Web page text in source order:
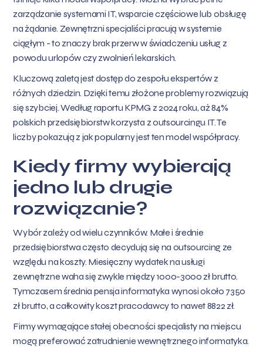
zarządzanie systemami IT, wsparcie częściowe lub obsługę
na żądanie. Zewnętrzni specjaliści pracują w systemie
ciągłym - to znaczy brak przerw w świadczeniu usług z
powodu urlopów czy zwolnień lekarskich.
Kluczową zaletą jest dostęp do zespołu ekspertów z
różnych dziedzin. Dzięki temu złożone problemy rozwiązują
się szybciej. Według raportu KPMG z 2024 roku, aż 84%
polskich przedsiębiorstw korzysta z outsourcingu IT. Te
liczby pokazują z jak popularny jest ten model współpracy.
Kiedy firmy wybierają
jedno lub drugie
rozwiązanie?
Wybór zależy od wielu czynników. Małe i średnie
przedsiębiorstwa często decydują się na outsourcing ze
względu na koszty. Miesięczny wydatek na usługi
zewnętrzne waha się zwykle między 1000-3000 zł brutto.
Tymczasem średnia pensja informatyka wynosi około 7350
zł brutto, a całkowity koszt pracodawcy to nawet 8822 zł.
Firmy wymagające stałej obecności specjalisty na miejscu
mogą preferować zatrudnienie wewnętrznego informatyka.